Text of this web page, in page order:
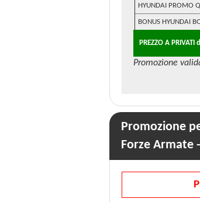
HYUNDAI PROMO
BONUS HYUNDAI
PREZZO A PRIVATI
Promozione
Promozione
Forze Armate